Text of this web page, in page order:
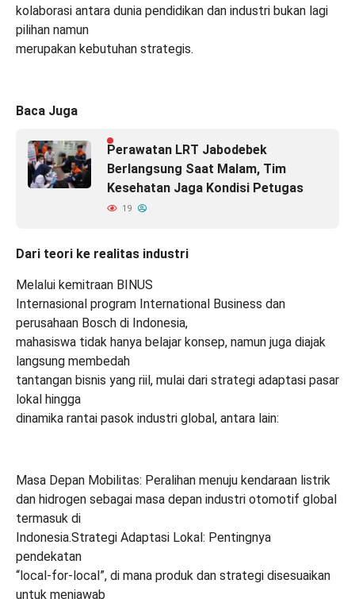
kolaborasi antara dunia pendidikan dan industri bukan lagi
pilihan namun
merupakan kebutuhan strategis.
Baca Juga
Perawatan LRT Jabodebek
Berlangsung Saat Malam, Tim
Kesehatan Jaga Kondisi Petugas
19
Dari teori ke realitas industri
Melalui kemitraan BINUS
Internasional program International Business dan
perusahaan Bosch di Indonesia,
mahasiswa tidak hanya belajar konsep, namun juga diajak
langsung membedah
tantangan bisnis yang riil, mulai dari strategi adaptasi pasar
lokal hingga
dinamika rantai pasok industri global, antara lain:
Masa Depan Mobilitas: Peralihan menuju kendaraan listrik
dan hidrogen sebagai masa depan industri otomotif global
termasuk di
Indonesia.Strategi Adaptasi Lokal: Pentingnya
pendekatan
“local-for-local”, di mana produk dan strategi disesuaikan
untuk menjawab